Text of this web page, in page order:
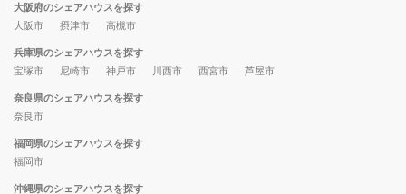
大阪府のシェアハウスを探す
大阪市
摂津市 高槻市
兵庫県のシェアハウスを探す
宝塚市
尼崎市 神戸市 川西市 西宮市 芦屋市
奈良県のシェアハウスを探す
奈良市
福岡県のシェアハウスを探す
福岡市
沖縄県のシェアハウスを探す